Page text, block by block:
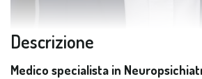
Descrizione
Medico specialista in